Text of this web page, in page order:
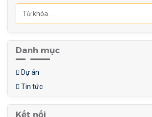
Danh mục
Dự án
Tin tức
Kết nối